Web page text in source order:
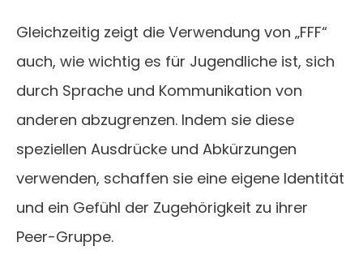
Gleichzeitig zeigt die Verwendung von „FFF“
auch, wie wichtig es für Jugendliche ist, sich
durch Sprache und Kommunikation von
anderen abzugrenzen. Indem sie diese
speziellen Ausdrücke und Abkürzungen
verwenden, schaffen sie eine eigene Identität
und ein Gefühl der Zugehörigkeit zu ihrer
Peer-Gruppe.